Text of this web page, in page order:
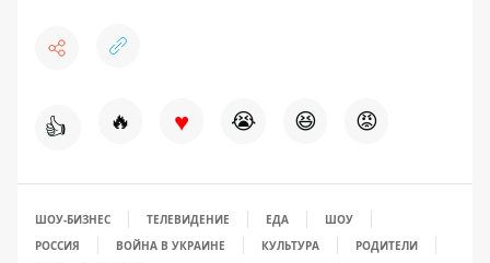
👍 🔥 ♥ 😭 😆 😡
ШОУ-БИЗНЕС ТЕЛЕВИДЕНИЕ ЕДА
ШОУ
РОССИЯ
ВОЙНА В УКРАИНЕ КУЛЬТУРА
РОДИТЕЛИ